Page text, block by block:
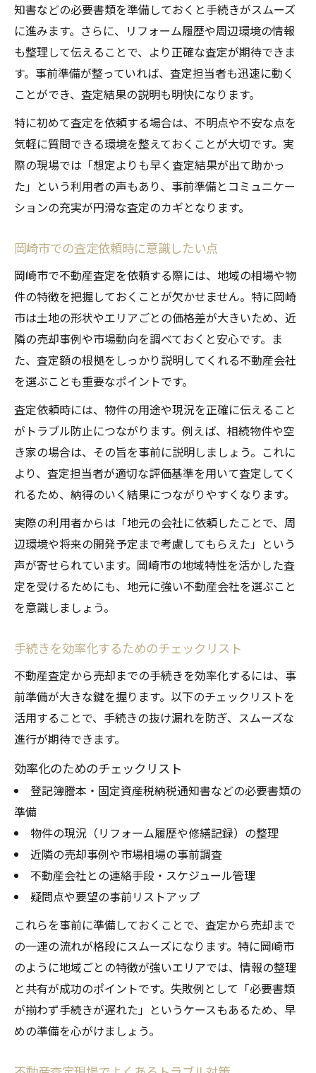
知書などの必要書類を準備しておくと手続きがスムーズ
に進みます。さらに、リフォーム履歴や周辺環境の情報
も整理して伝えることで、より正確な査定が期待できま
す。事前準備が整っていれば、査定担当者も迅速に動く
ことができ、査定結果の説明も明快になります。
特に初めて査定を依頼する場合は、不明点や不安な点を
気軽に質問できる環境を整えておくことが大切です。実
際の現場では「想定よりも早く査定結果が出て助かっ
た」という利用者の声もあり、事前準備とコミュニケー
ションの充実が円滑な査定のカギとなります。
岡崎市での査定依頼時に意識したい点
岡崎市で不動産査定を依頼する際には、地域の相場や物
件の特徴を把握しておくことが欠かせません。特に岡崎
市は土地の形状やエリアごとの価格差が大きいため、近
隣の売却事例や市場動向を調べておくと安心です。ま
た、査定額の根拠をしっかり説明してくれる不動産会社
を選ぶことも重要なポイントです。
査定依頼時には、物件の用途や現況を正確に伝えること
がトラブル防止につながります。例えば、相続物件や空
き家の場合は、その旨を事前に説明しましょう。これに
より、査定担当者が適切な評価基準を用いて査定してく
れるため、納得のいく結果につながりやすくなります。
実際の利用者からは「地元の会社に依頼したことで、周
辺環境や将来の開発予定まで考慮してもらえた」という
声が寄せられています。岡崎市の地域特性を活かした査
定を受けるためにも、地元に強い不動産会社を選ぶこと
を意識しましょう。
手続きを効率化するためのチェックリスト
不動産査定から売却までの手続きを効率化するには、事
前準備が大きな鍵を握ります。以下のチェックリストを
活用することで、手続きの抜け漏れを防ぎ、スムーズな
進行が期待できます。
効率化のためのチェックリスト
登記簿謄本・固定資産税納税通知書などの必要書類の
準備
物件の現況（リフォーム履歴や修繕記録）の整理
近隣の売却事例や市場相場の事前調査
不動産会社との連絡手段・スケジュール管理
疑問点や要望の事前リストアップ
これらを事前に準備しておくことで、査定から売却まで
の一連の流れが格段にスムーズになります。特に岡崎市
のように地域ごとの特徴が強いエリアでは、情報の整理
と共有が成功のポイントです。失敗例として「必要書類
が揃わず手続きが遅れた」というケースもあるため、早
めの準備を心がけましょう。